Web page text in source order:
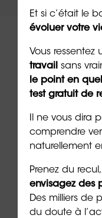
À lire sur le
Et si c’était le
évoluer votre
Vous ressentez
travail sans
le point en
test gratuit de
Il ne vous dira
comprendre
naturellement
Prenez du recul,
envisagez des
Des milliers de
du doute à